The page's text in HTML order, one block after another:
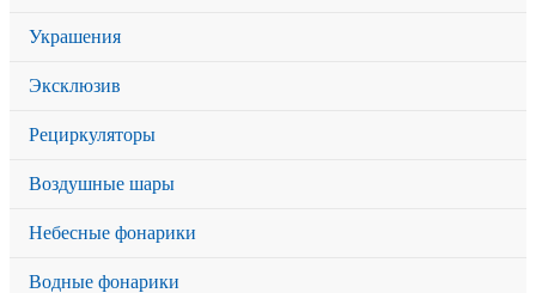
Украшения
Эксклюзив
Рециркуляторы
Воздушные шары
Небесные фонарики
Водные фонарики